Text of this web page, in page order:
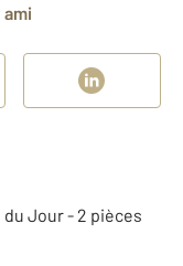
ami
Jour - 2 pièces